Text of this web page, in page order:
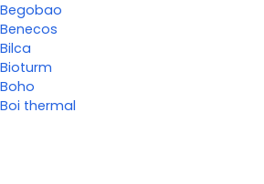
Begobao
Benecos
Bilca
Bioturm
Boho
Boi thermal